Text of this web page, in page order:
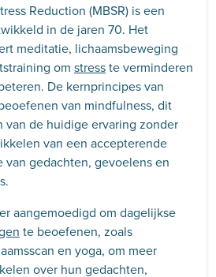
Reduction (MBSR) is een
in de jaren 70. Het
meditatie, lichaamsbeweging
om stresste verminderen
De kernprincipes van
van mindfulness, dit
van de huidige ervaring zonder
van een accepterende
gedachten, gevoelens en
aangemoedigd om dagelijkse
te beoefenen, zoals
en yoga, om meer
over hun gedachten,